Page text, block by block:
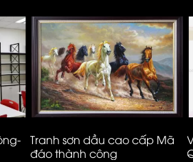
Tranh sơn dầu cao cấp Mã
đáo thành công